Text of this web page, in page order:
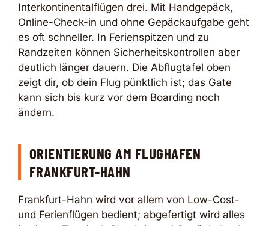
Interkontinentalflügen drei. Mit Handgepäck,
Online-Check-in und ohne Gepäckaufgabe geht
es oft schneller. In Ferienspitzen und zu
Randzeiten können Sicherheitskontrollen aber
deutlich länger dauern. Die Abflugtafel oben
zeigt dir, ob dein Flug pünktlich ist; das Gate
kann sich bis kurz vor dem Boarding noch
ändern.
ORIENTIERUNG AM FLUGHAFEN
FRANKFURT-HAHN
Frankfurt-Hahn wird vor allem von Low-Cost-
und Ferienflügen bedient; abgefertigt wird alles